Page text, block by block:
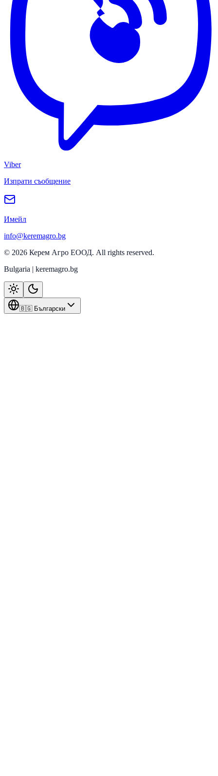
Viber
Изпрати съобщение
Имейл
info@keremagro.bg
© 2026 Керем Агро ЕООД. All rights reserved.
Bulgaria | keremagro.bg
🇧🇬 Български